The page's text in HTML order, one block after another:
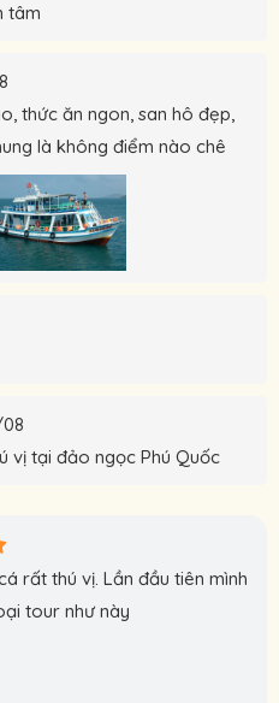
tâm
thức ăn ngon, san hô đẹp,
là không điểm nào chê
vị tại đảo ngọc Phú Quốc
rất thú vị. Lần đầu tiên mình
tour như này